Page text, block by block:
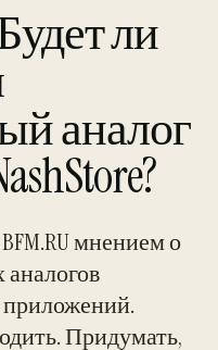
ли
аналог
мнением о
Придумать,